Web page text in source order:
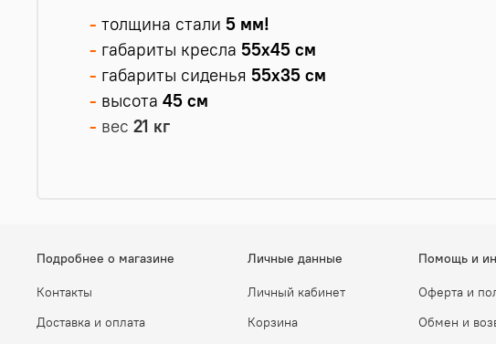
- толщина стали 5 мм!
- габариты кресла 55х45 см
- габариты сиденья 55х35 см
- высота 45 см
- вес 21 кг
Подробнее о магазине
Контакты
Доставка и оплата
Личные данные
Личный кабинет
Корзина
Помощь и
Оферта и
Обмен и